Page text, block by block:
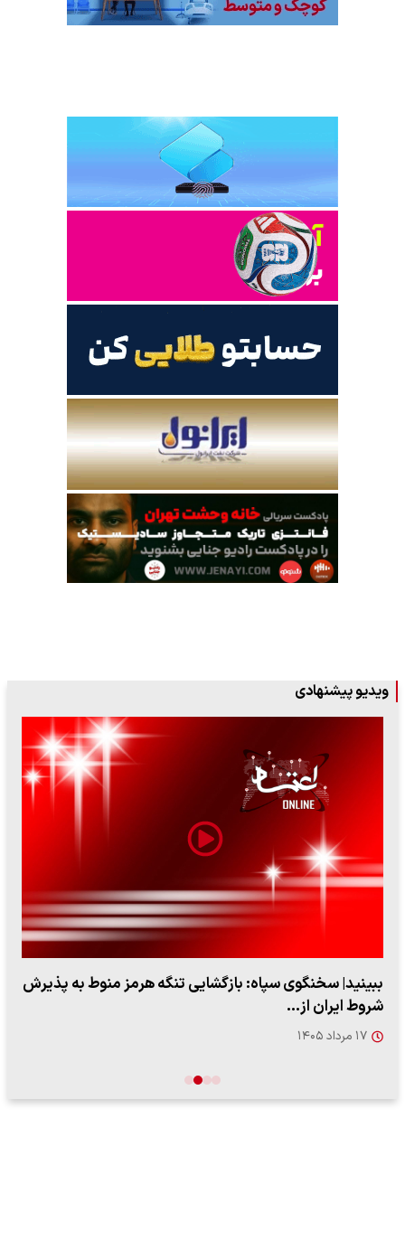
ویدیو پیشنهادی
ببینید| سخنگوی سپاه: بازگشایی تنگه هرمز منوط به پذیرش
شروط ایران از…
۱۷ مرداد ۱۴۰۵